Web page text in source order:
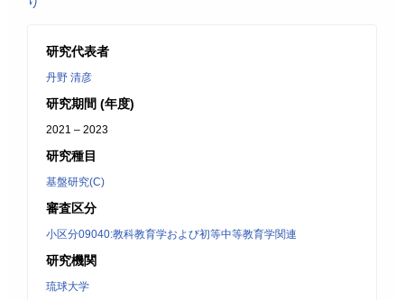
研究代表者
丹野 清彦
研究期間 (年度)
2021 – 2023
研究種目
基盤研究(C)
審査区分
小区分09040:教科教育学および初等中等教育学関連
研究機関
琉球大学